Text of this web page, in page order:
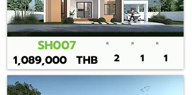
SH007
1,089,000 THB 2 1 1